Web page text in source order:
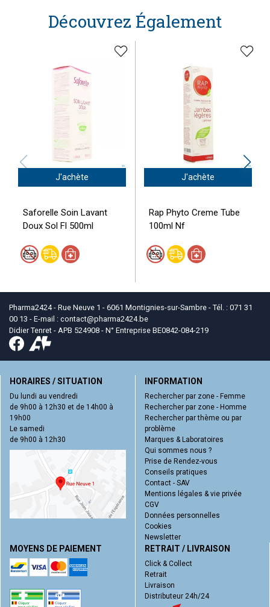
Découvrez Également
J'achète
Saforelle Soin Lavant
Doux Sol Fl 500ml
J'achète
Rap Phyto Creme Tube
100ml Nf
Pharma2424 - Rue Neuve 1 - 6061 Montignies-sur-Sambre - Tél. : 071 31
00 13 - E-mail : contact@pharma2424.be
Didier Tenret - APB 524908 - N° Entreprise BE0842-084-219
HORAIRES / SITUATION
Du lundi au vendredi
de 9h00 à 12h30 et de 14h00 à
19h00
Le samedi
de 9h00 à 12h30
INFORMATION
Rechercher par zone - Femme
Rechercher par zone - Homme
Rechercher par thème ou par
problème
Marques & Laboratoires
Qui sommes nous ?
Prise de Rendez-vous
Conseils pratiques
Contact - SAV
Mentions légales & vie privée
CGV
Données personnelles
Cookies
Newsletter
MOYENS DE PAIEMENT RETRAIT / LIVRAISON
Click & Collect
Retrait
Livraison
Distributeur 24h/24